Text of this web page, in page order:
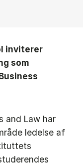
inviterer
som
and Law har
ledelse af